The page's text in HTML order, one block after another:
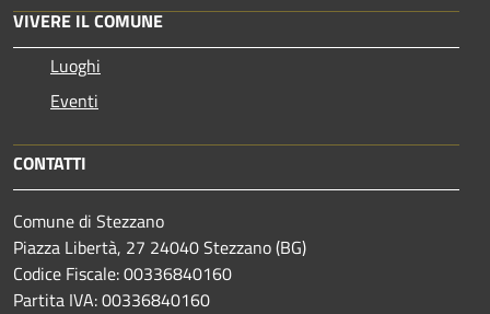
VIVERE IL COMUNE
Luoghi
Eventi
CONTATTI
Comune di Stezzano
Piazza Libertà, 27 24040 Stezzano (BG)
Codice Fiscale: 00336840160
Partita IVA: 00336840160